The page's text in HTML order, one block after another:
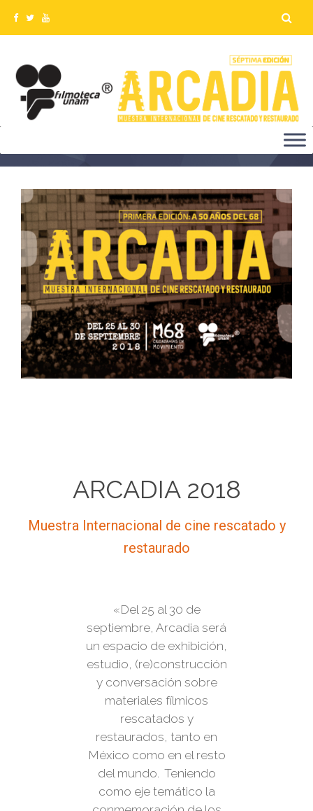
ARCADIA 2018
ARCADIA 2018
Muestra Internacional de cine rescatado y
restaurado
«Del 25 al 30 de
septiembre, Arcadia será
un espacio de exhibición,
estudio, (re)construcción
y conversación sobre
materiales fílmicos
rescatados y
restaurados, tanto en
México como en el resto
del mundo. Teniendo
como eje temático la